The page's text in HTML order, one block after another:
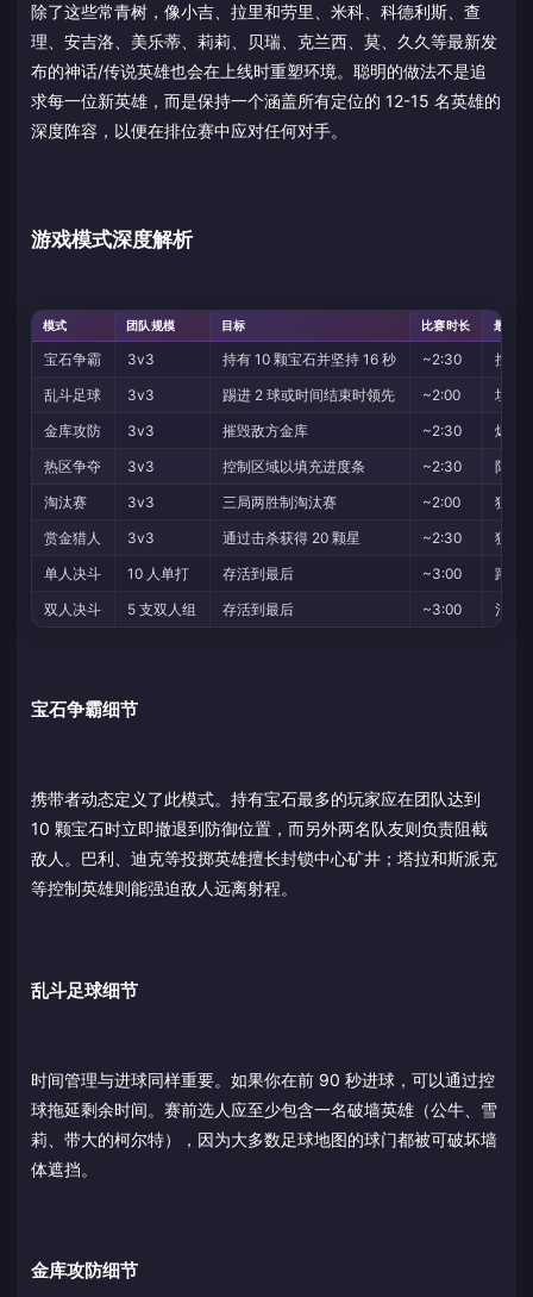
除了这些常青树，像小吉、拉里和劳里、米科、科德利斯、查
理、安吉洛、美乐蒂、莉莉、贝瑞、克兰西、莫、久久等最新发
布的神话/传说英雄也会在上线时重塑环境。聪明的做法不是追
求每一位新英雄，而是保持一个涵盖所有定位的 12-15 名英雄的
深度阵容，以便在排位赛中应对任何对手。
游戏模式深度解析
模式 团队规模 目标 比赛时长 最佳定
宝石争霸 3v3 持有 10 颗宝石并坚持 16 秒 ~2:30
控制
乱斗足球
3v3 踢进 2 球或时间结束时领先 ~2:00
坦克
金库攻防
3v3 摧毁敌方金库 ~2:30
爆发
热区争夺
3v3 控制区域以填充进度条 ~2:30
阵地
淘汰赛
3v3 三局两胜制淘汰赛 ~2:00
狙击
赏金猎人
3v3 通过击杀获得 20 颗星 ~2:30
狙击
单人决斗
10 人单打 存活到最后 ~3:00
蹲草
双人决斗
5 支双人组 存活到最后 ~3:00 治疗
宝石争霸细节
携带者动态定义了此模式。持有宝石最多的玩家应在团队达到
10 颗宝石时立即撤退到防御位置，而另外两名队友则负责阻截
敌人。巴利、迪克等投掷英雄擅长封锁中心矿井；塔拉和斯派克
等控制英雄则能强迫敌人远离射程。
乱斗足球细节
时间管理与进球同样重要。如果你在前 90 秒进球，可以通过控
球拖延剩余时间。赛前选人应至少包含一名破墙英雄（公牛、雪
莉、带大的柯尔特），因为大多数足球地图的球门都被可破坏墙
体遮挡。
金库攻防细节